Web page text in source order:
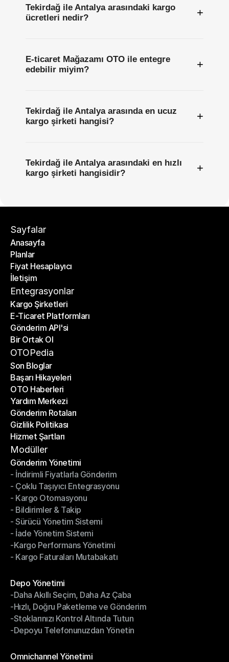
Tekirdağ ile Antalya arasındaki kargo
ücretleri nedir?
+
E-ticaret Mağazamı OTO ile entegre
edebilir miyim?
+
Tekirdağ ile Antalya arasında en ucuz
kargo şirketi hangisi?
+
Tekirdağ ile Antalya arasındaki en hızlı
kargo şirketi hangisidir?
+
Sayfalar
Anasayfa
Anasayfa
Planlar
Planlar
Fiyat Hesaplayıcı
Fiyat Hesaplayıcı
İletişim
İletişim
Entegrasyonlar
Kargo Şirketleri
Kargo Şirketleri
E-Ticaret Platformları
E-Ticaret Platformları
Gönderim API'si
Gönderim API'si
Bir Ortak Ol
Bir Ortak Ol
OTOPedia
Son Bloglar
Son Bloglar
Başarı Hikayeleri
Başarı Hikayeleri
OTO Haberleri
OTO Haberleri
Yardım Merkezi
Yardım Merkezi
Gönderim Rotaları
Gönderim Rotaları
Gizlilik Politikası
Gizlilik Politikası
Hizmet Şartları
Hizmet Şartları
Modüller
Gönderim Yönetimi
Gönderim Yönetimi
- İndirimli Fiyatlarla Gönderim
- İndirimli Fiyatlarla Gönderim
- Çoklu Taşıyıcı Entegrasyonu
- Çoklu Taşıyıcı Entegrasyonu
- Kargo Otomasyonu
- Kargo Otomasyonu
- Bildirimler & Takip
- Bildirimler & Takip
- Sürücü Yönetim Sistemi
- Sürücü Yönetim Sistemi
- İade Yönetim Sistemi
- İade Yönetim Sistemi
-Kargo Performans Yönetimi
-Kargo Performans Yönetimi
- Kargo Faturaları Mutabakatı
Depo Yönetimi
Depo Yönetimi
-Daha Akıllı Seçim, Daha Az Çaba
-Daha Akıllı Seçim, Daha Az Çaba
-Hızlı, Doğru Paketleme ve Gönderim
-Hızlı, Doğru Paketleme ve Gönderim
-Stoklarınızı Kontrol Altında Tutun
-Stoklarınızı Kontrol Altında Tutun
-Depoyu Telefonunuzdan Yönetin
Omnichannel Yönetimi